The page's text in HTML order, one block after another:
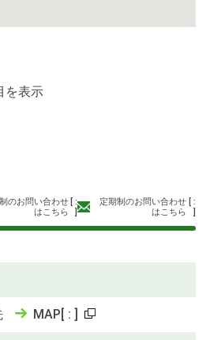
を表示
のお問い合わせ
はこちら
:
]
定期制のお問い合わせ
はこちら
:
MAP [ :]